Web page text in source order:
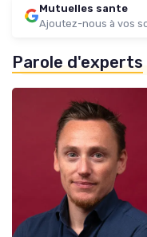
Mutuelles sante
Ajoutez-nous à vos
Parole d'experts